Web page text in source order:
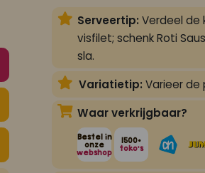
Serveertip: Verdeel de
visfilet; schenk Roti
sla.
Variatietip: Varieer
Waar verkrijgbaar?
Bestel in
onze
webshop
1500+
toko's